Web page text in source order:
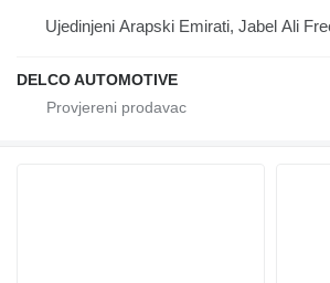
Ujedinjeni Arapski Emirati, Jabel Ali
DELCO AUTOMOTIVE